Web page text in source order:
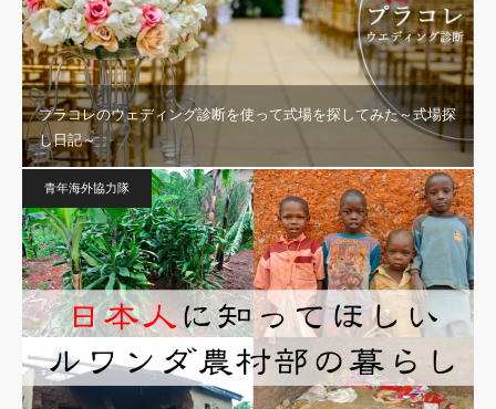
プラコレのウェディング診断を使って式場を探してみた～式場探
し日記～
青年海外協力隊